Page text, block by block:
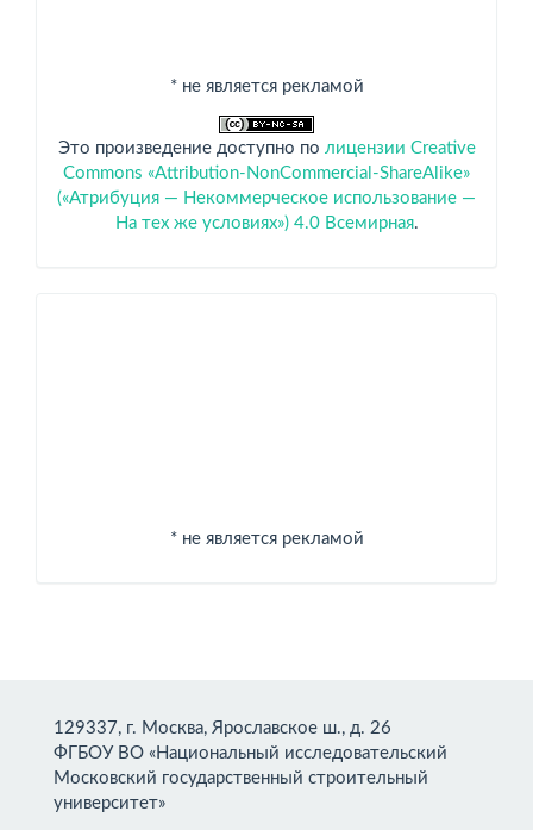
* не является рекламой
Это произведение доступно по лицензии Creative
Commons «Attribution-NonCommercial-ShareAlike»
(«Атрибуция — Некоммерческое использование —
На тех же условиях») 4.0 Всемирная.
* не является рекламой
129337, г. Москва, Ярославское ш., д. 26
ФГБОУ ВО «Национальный исследовательский
Московский государственный строительный
университет»